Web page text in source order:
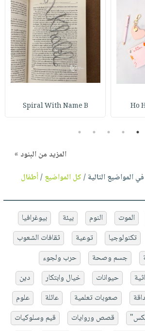
Ho
Spiral With Name B
1
2
3
4
5
المزيد من البنود »
المواضيع التالية /كل المواضيع/أطفال
الموت النوم بيئة
بيوغرافيا
تكنولوجيا توعية
ثقافات الشعوب
جسم وصحة
حرب ولجوء
حيوانات خيال وابتكار
دين
صعوبات تعلمية عائلة
علوم
قصص وروايات
قيم وسلوكيات